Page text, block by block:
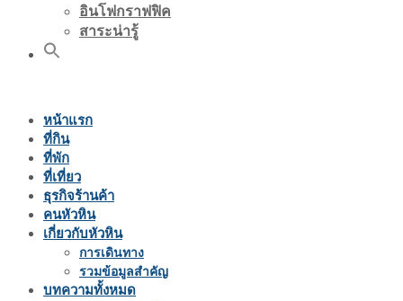
อินโฟกราฟฟิค
สาระน่ารู้
หน้าแรก
ที่กิน
ที่พัก
ที่เที่ยว
ธุรกิจร้านค้า
คนหัวหิน
เกี่ยวกับหัวหิน
การเดินทาง
รวมข้อมูลสำคัญ
บทความทั้งหมด